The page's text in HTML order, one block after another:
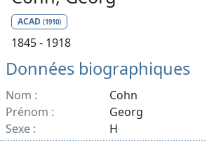
ACAD (1910)
1845 - 1918
Données biographiques
Nom :
Cohn
Prénom :
Georg
Sexe :
H